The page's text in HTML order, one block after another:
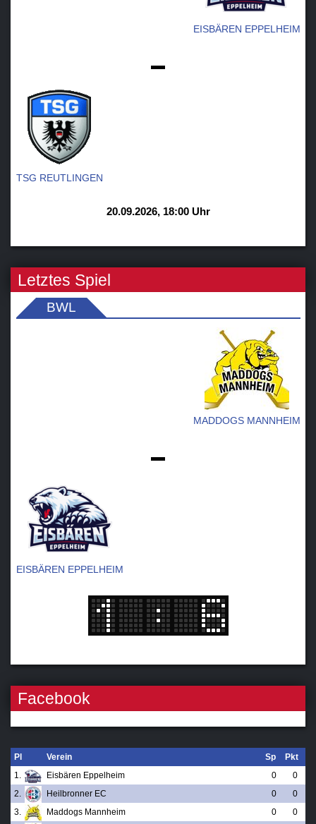
EISBÄREN EPPELHEIM
TSG REUTLINGEN
20.09.2026, 18:00 Uhr
Letztes Spiel
BWL
MADDOGS MANNHEIM
-
EISBÄREN EPPELHEIM
Facebook
Pl Verein Sp
Pkt
1.
Eisbären Eppelheim 0
0
2.
Heilbronner EC 0
0
3.
Maddogs Mannheim 0
0